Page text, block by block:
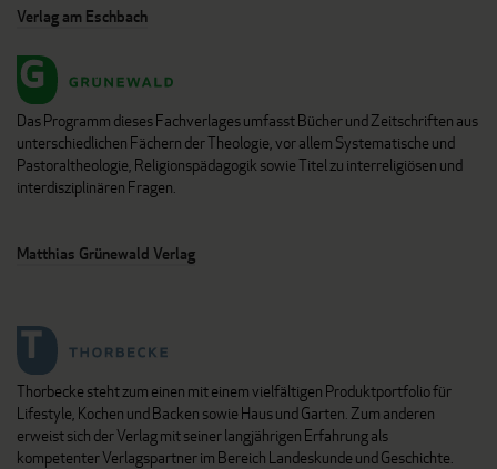
Verlag am Eschbach
Das Programm dieses Fachverlages umfasst Bücher und Zeitschriften aus
unterschiedlichen Fächern der Theologie, vor allem Systematische und
Pastoraltheologie, Religionspädagogik sowie Titel zu interreligiösen und
interdisziplinären Fragen.
Matthias Grünewald Verlag
Thorbecke steht zum einen mit einem vielfältigen Produktportfolio für
Lifestyle, Kochen und Backen sowie Haus und Garten. Zum anderen
erweist sich der Verlag mit seiner langjährigen Erfahrung als
kompetenter Verlagspartner im Bereich Landeskunde und Geschichte.